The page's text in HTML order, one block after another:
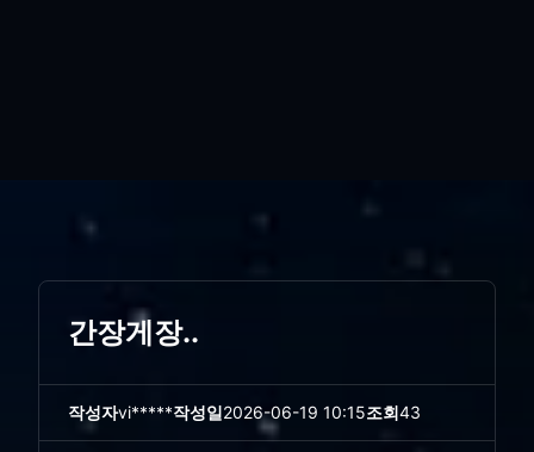
간장게장..
작성자vi*****작성일2026-06-19 10:15조회43